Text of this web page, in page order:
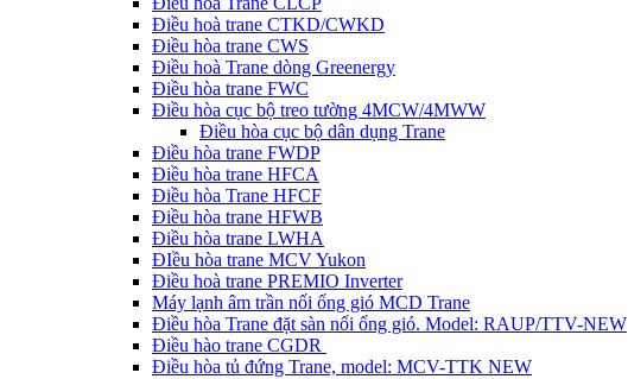
Điều hoà trane CTKD/CWKD
Điều hòa trane CWS
Điều hoà Trane dòng Greenergy
Điều hòa trane FWC
Điều hòa cục bộ treo tường 4MCW/4MWW
Điều hòa cục bộ dân dụng Trane
Điều hòa trane FWDP
Điều hòa trane HFCA
Điều hòa Trane HFCF
Điều hòa trane HFWB
Điều hòa trane LWHA
ĐIều hòa trane MCV Yukon
Điều hoà trane PREMIO Inverter
Máy lạnh âm trần nối ống gió MCD Trane
Điều hòa Trane đặt sàn nối ống gió. Model: RAUP/TTV-NEW
Điều hào trane CGDR
Điều hòa tủ đứng Trane, model: MCV-TTK NEW